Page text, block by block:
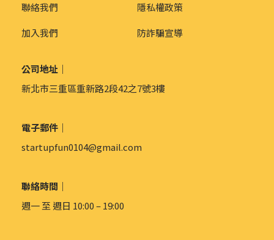
聯絡我們
加入我們
隱私權政策
防詐騙宣導
公司地址｜
新北市三重區重新路2段42之7號3樓
電子郵件｜
startupfun0104@gmail.com
聯絡時間｜
週一 至 週日 10:00 – 19:00